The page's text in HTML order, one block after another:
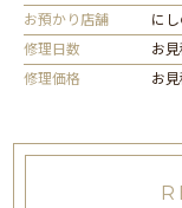
お預かり店舗
に
修理日数
お
修理価格
お